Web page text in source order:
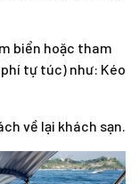
biển hoặc tham
tự túc) như: Kéo
về lại khách sạn.